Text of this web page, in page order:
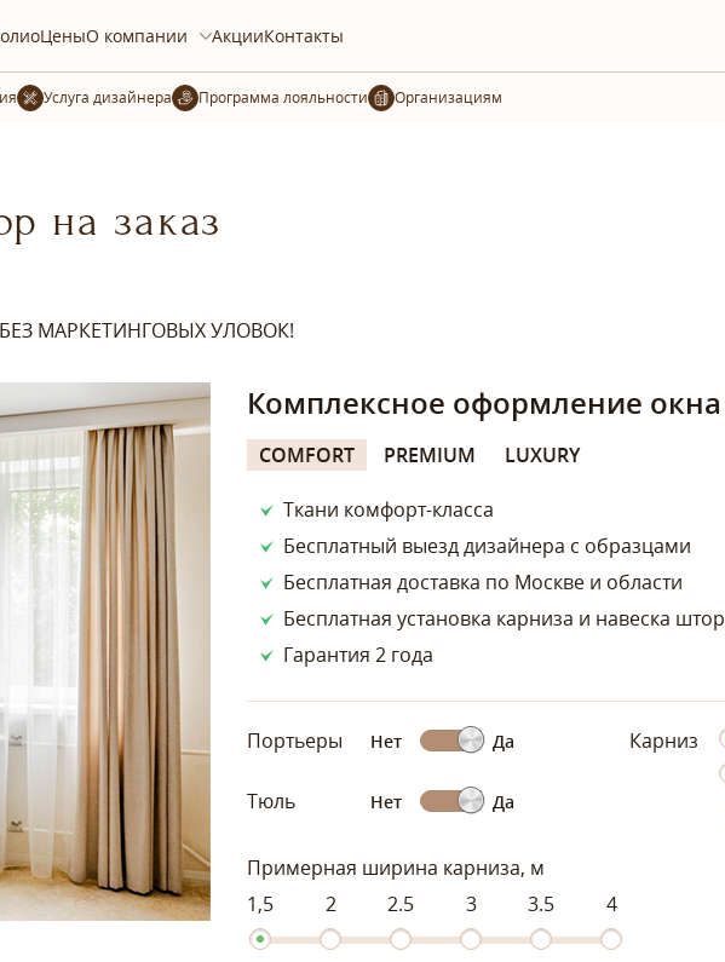
ЦеныО компании АкцииКонтакты
Услуга дизайнера Организациям
на заказ
МАРКЕТИНГОВЫХ УЛОВОК!
Комплексное оформление окна
COMFORT PREMIUM LUXURY
Ткани комфорт-класса
Бесплатный выезд дизайнера с образцами
Бесплатная доставка по Москве и области
Бесплатная установка карниза и навеска штор
Гарантия 2 года
Портьеры Нет Да
Тюль Нет Да
Карниз
Примерная ширина карниза, м
1,5
2 2.5 3 3.5 4